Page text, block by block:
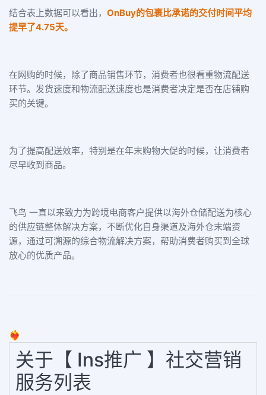
结合表上数据可以看出， OnBuy的包裹比承诺的交付时间平均
提早了4.75天。
在网购的时候，除了商品销售环节，消费者也很看重物流配送
环节。发货速度和物流配送速度也是消费者决定是否在店铺购
买的关键。
为了提高配送效率，特别是在年末购物大促的时候，让消费者
尽早收到商品。
飞鸟 一直以来致力为跨境电商客户提供以海外仓储配送为核心
的供应链整体解决方案，不断优化自身渠道及海外仓末端资
源， 通过可溯源的综合物流解决方案，帮助消费者购买到全球
放心的优质产品。
❤️‍🔥
关于【 Ins推广 】社交营销
服务列表